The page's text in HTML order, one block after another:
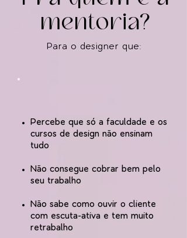
mentoria?
Para o designer que:
Percebe que só a faculdade e os
cursos de design não ensinam
tudo
Não consegue cobrar bem pelo
seu trabalho
Não sabe como ouvir o cliente
com escuta-ativa e tem muito
retrabalho